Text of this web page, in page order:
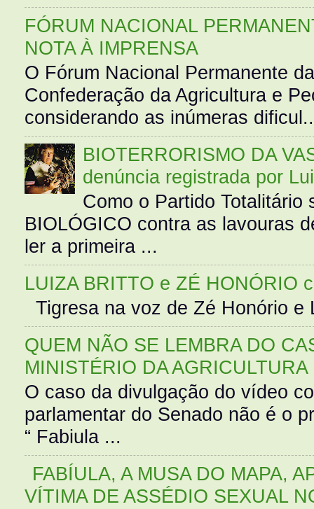
FÓRUM NACIONAL
NOTA À IMPRENSA
O Fórum Nacional Permanente
Confederação da Agricultura e
considerando as inúmeras
BIOTERRORISMO DA
denúncia registrada por
Como o Partido Totalitário
BIOLÓGICO contra as lavouras
ler a primeira ...
LUIZA BRITTO e ZÉ HONÓRIO
Tigresa na voz de Zé Honório
QUEM NÃO SE LEMBRA DO
MINISTÉRIO DA AGRICULTURA
O caso da divulgação do vídeo
parlamentar do Senado não é o
“ Fabiula ...
FABÍULA, A MUSA DO MAPA,
VÍTIMA DE ASSÉDIO SEXUAL